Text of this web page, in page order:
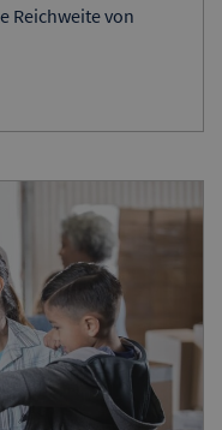
Reichweite von